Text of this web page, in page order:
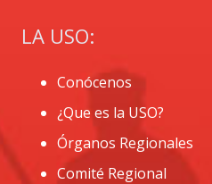
LA USO:
Conócenos
¿Que es la USO?
Órganos Regionales
Comité Regional